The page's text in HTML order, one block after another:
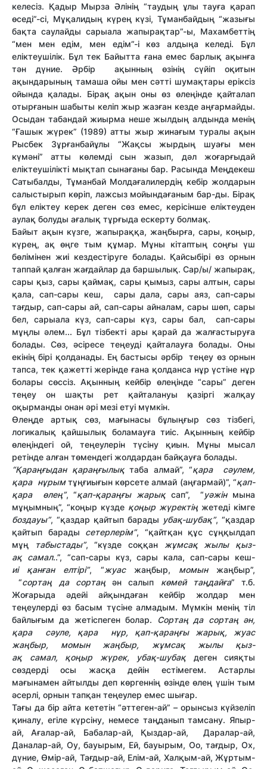
келесіз. Қадыр Мырза Әлінің “таудың ұлы тауға қарап
өседі”-сі, Мұқалидың күрең күзі, Тұманбайдың “жазығы
бақта саулайды сарыала жапырақтар”-ы, Махамбеттің
“мен мен едім, мен едім”-і көз алдыңа келеді. Бұл
еліктеушілік. Бұл тек Байытта ғана емес барлық ақынға
тән дүние. Әрбір ақынның өзінің сүйіп оқитын
ақындарының тамаша ойы мен сәтті шумақтары еріксіз
ойында қалады. Бірақ ақын оны өз өлеңінде қайталап
отырғанын шабыты келіп жыр жазған кезде аңғармайды.
Осыдан табандай жиырма неше жылдың алдында менің
“Ғашык жүрек” (1989) атты жыр жинағым туралы ақын
Рысбек Зұрғанбайұлы “Жақсы жырдың шуағы мен
күмәні” атты көлемді сын жазып, дәл жоғарғыдай
еліктеушілікті мықтап сынағаны бар. Расында Меңдекеш
Сатыбалды, Тұманбай Молдағалилердің кебір жолдарын
салыстырып көріп, лажсыз мойындағаным бар-ды. Бірақ
бұл еліктеу керек деген сөз емес, керісінше еліктеуден
аулақ болуды ағалық тұрғыда ескерту болмақ.
Байыт ақын күзге, жапыраққа, жаңбырға, сары, коңыр,
күрең, ақ өңге тым құмар. Мұны кітаптың соңғы үш
бөлімінен жиі кездестіруге болады. Қайсыбірі өз орнын
таппай қалған жағдайлар да баршылық. Сар/ы/ жапырақ,
сары қыз, сары қаймақ, сары қымыз, сары алтын, сары
қала, сап-сары кеш, сары дала, сары аяз, сап-сары
тағдыр, сап-сары ай, сап-сары айналам, сары шөп, сары
бел, сарыала күз, сап-сары күз, сары бал, сап-сары
мұңлы әлем... Бұл тізбекті ары қарай да жалғастыруға
болады. Сөз, әсіресе теңеуді қайталауға болады. Оны
екінің бірі қолданады. Ең бастысы әрбір теңеу өз орнын
тапса, тек қажетті жерінде ғана қолданса нұр үстіне нұр
болары сөссіз. Ақынның кейбір өлеңінде “сары” деген
теңеу он шақты рет қайталануы қазіргі жалқау
оқырманды онан әрі мезі етуі мүмкін.
Өлеңде артық сөз, мағынасы бұлыңғыр сөз тізбегі,
логикалық қайшылық боламауға тиіс. Ақынның кейбір
өлеңіндегі ой, теңеулерін түсіну қиын. Мұны мысал
ретінде алған төмендегі жолдардан байқауға болады.
“Қараңғыдан қараңғылықтаба алмай”, “қара сәулем,
қара нұрымтұңғиығын көрсете алмай (аңғармай)”, “қап-
қара өлең”, “қап-қараңғы жарық сап”, “уәжінмына
мұңымның”, “коңыр күзде қоңыр жүректің жетеді кімге
боздауы”, “қаздар қайтып барады убақ-шубақ”, “қаздар
қайтып барады сетерлерім”, “қайтқан құс сұңқылдап
мұң
табыстады”, “күзде соққан жұмсақжылы қыз-
ақ самал..”, “сап-сары күз, сары кала, сап-сары кеш-
иі қанған елтірі”, “жуасжаңбыр, момынжаңбыр”,
“сортаң да сортаңән салып көмей таңдайға” т.б.
Жоғарыда әдейі айқындаған кейбір жолдар мен
теңеулерді өз басым түсіне алмадым. Мүмкін менің тіл
байлығым да жетіспеген болар. Сортаңда сортаң ән,
қара сәуле, қара нұр, қап-қараңғы жарық, жуас
жаңбыр, момын жаңбыр, жұмсақжылы қыз-
ақ самал, қоңыр жүрек, убақ-шубақ деген сияқты
сөздерді осы жасқа дейін естімегем. Астарлы
мағынамен айтылды деп көргеннің өзінде өлең үшін тым
әсерлі, орнын тапқан теңеулер емес шығар.
Тағы да бір айта кететін “әттеген-ай” – орынсыз күйзеліп
қиналу, егіле күрсіну, немесе таңданып тамсану. Япыр-
ай, Ағалар-ай, Бабалар-ай, Қыздар-ай, Даралар-ай,
Даналар-ай, Оу, бауырым, Ей, бауырым, Оо, тағдыр, Ох,
дүние, Өмір-ай, Тағдыр-ай, Елім-ай, Халқым-ай, Жұртым-